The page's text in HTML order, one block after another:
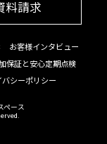
料請求
お客様インタビュー
保証と安心定期点検
バシーポリシー
ペース